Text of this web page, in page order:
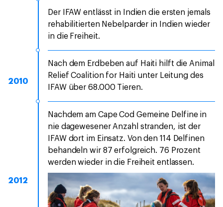
2010
Der IFAW entlässt in Indien die ersten jemals
rehabilitierten Nebelparder in Indien wieder
in die Freiheit.
Nach dem Erdbeben auf Haiti hilft die Animal
Relief Coalition for Haiti unter Leitung des
IFAW über 68.000 Tieren.
2012
Nachdem am Cape Cod Gemeine Delfine in
nie dagewesener Anzahl stranden, ist der
IFAW dort im Einsatz. Von den 114 Delfinen
behandeln wir 87 erfolgreich. 76 Prozent
werden wieder in die Freiheit entlassen.